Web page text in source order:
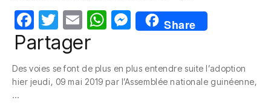
F
a
e
T
w
itt
er
E
m
W
s
M
e
e
Share
Partager
Des voies se font de plus en plus entendre suite l’adoption
hier jeudi, 09 mai 2019 par l’Assemblée nationale guinéenne,
…